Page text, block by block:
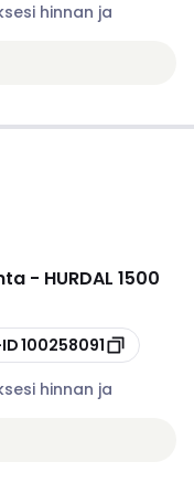
hinnan ja
- HURDAL 1500
100258091
hinnan ja